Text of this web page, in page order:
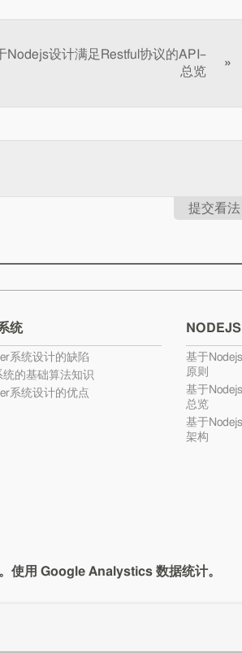
Nodejs设计满足Restful协议的API–
总览
»
提交看法
统
系统设计的缺陷
统的基础算法知识
系统设计的优点
基于
原则
基于
总览
基于
架构
使用 Google Analystics 数据统计。